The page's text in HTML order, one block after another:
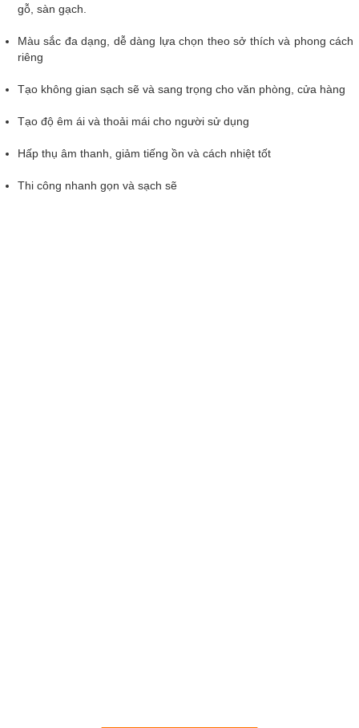
gỗ, sàn gạch.
Màu sắc đa dạng, dễ dàng lựa chọn theo sở thích và phong cách
riêng
Tạo không gian sạch sẽ và sang trọng cho văn phòng, cửa hàng
Tạo độ êm ái và thoải mái cho người sử dụng
Hấp thụ âm thanh, giảm tiếng ồn và cách nhiệt tốt
Thi công nhanh gọn và sạch sẽ